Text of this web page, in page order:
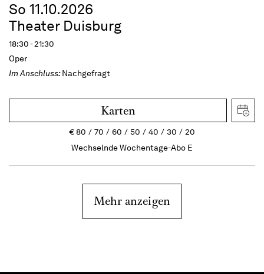
So 11.10.2026
Theater Duisburg
18:30 - 21:30
Oper
Im Anschluss:Nachgefragt
Karten
€80 70 60 50 40 30
20
Wechselnde Wochentage-Abo E
Mehr anzeigen